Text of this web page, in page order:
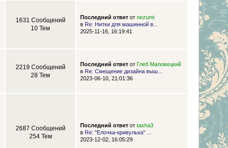
1631 Сообщений
10 Тем
Последний ответот nezumi
в Re: Нитки для машинной в...
2025-11-16, 16:19:41
2219 Сообщений
28 Тем
Последний ответот Глеб Маловецкий
в Re: Смещение дизайна выш...
2023-06-10, 21:01:36
2687 Сообщений
254 Тем
Последний ответот tasha3
в Re: "Елочка-кривулька" ...
2023-12-02, 16:05:29